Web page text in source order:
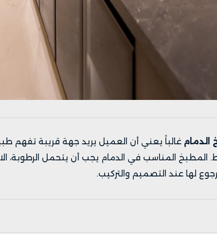
الدمام غالباً يعني أن العميل يريد جهة قريبة تفهم
المطبخ المناسب في الدمام يجب أن يتحمل الرطوبة،
لها عند التصميم والتركيب.